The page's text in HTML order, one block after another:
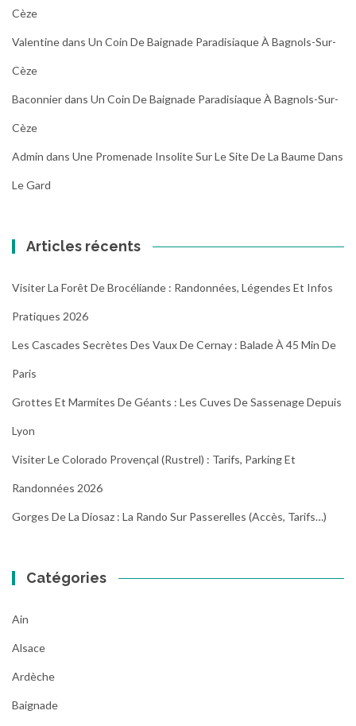
Cèze
Valentinedans Un Coin De Baignade Paradisiaque À Bagnols-Sur-
Cèze
Baconnierdans Un Coin De Baignade Paradisiaque À Bagnols-Sur-
Cèze
Admin dans Une Promenade Insolite Sur Le Site De La Baume Dans
Le Gard
Articles récents
Visiter La Forêt De Brocéliande : Randonnées, Légendes Et Infos
Pratiques 2026
Les Cascades Secrètes Des Vaux De Cernay : Balade À 45 Min De
Paris
Grottes Et Marmites De Géants : Les Cuves De Sassenage Depuis
Lyon
Visiter Le Colorado Provençal (Rustrel) : Tarifs, Parking Et
Randonnées 2026
Gorges De La Diosaz : La Rando Sur Passerelles (Accès, Tarifs…)
Catégories
Ain
Alsace
Ardèche
Baignade